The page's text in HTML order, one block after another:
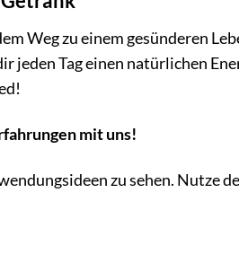
Weg zu einem gesünderen
Tag einen natürlichen
mit uns!
zu sehen. Nutze